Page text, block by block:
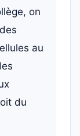
on
au
du